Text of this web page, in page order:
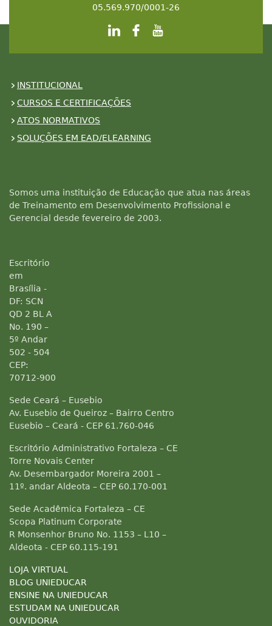
05.569.970/0001-26
INSTITUCIONAL
CURSOS E CERTIFICAÇÕES
ATOS NORMATIVOS
SOLUÇÕES EM EAD/ELEARNING
Somos uma instituição de Educação que atua nas áreas
de Treinamento em Desenvolvimento Profissional e
Gerencial desde fevereiro de 2003.
Escritório
em
Brasília -
DF: SCN
QD 2 BL A
No. 190 –
5º Andar
502 - 504
CEP:
70712-900
Sede Ceará – Eusebio
Av. Eusebio de Queiroz – Bairro Centro
Eusebio – Ceará - CEP 61.760-046
Escritório Administrativo Fortaleza – CE
Torre Novais Center
Av. Desembargador Moreira 2001 –
11º. andar Aldeota – CEP 60.170-001
Sede Acadêmica Fortaleza – CE
Scopa Platinum Corporate
R Monsenhor Bruno No. 1153 – L10 –
Aldeota - CEP 60.115-191
LOJA VIRTUAL
BLOG UNIEDUCAR
ENSINE NA UNIEDUCAR
ESTUDAM NA UNIEDUCAR
OUVIDORIA